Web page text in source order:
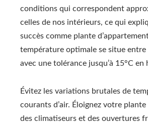
conditions qui correspondent
celles de nos intérieurs, ce qui
succès comme plante
température optimale se situe entre
avec une tolérance jusqu’à 15°C en
Évitez les variations brutales de
courants d’air. Éloignez votre
des climatiseurs et des ouvertures